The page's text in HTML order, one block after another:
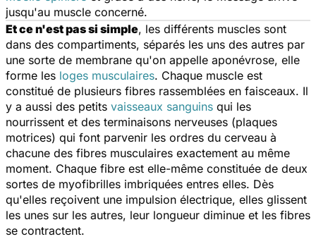
jusqu'au muscle concerné.
Et ce n'est pas si simple, les différents muscles sont
dans des compartiments, séparés les uns des autres par
une sorte de membrane qu'on appelle aponévrose, elle
forme les loges musculaires. Chaque muscle est
constitué de plusieurs fibres rassemblées en faisceaux. Il
y a aussi des petits vaisseaux sanguins qui les
nourrissent et des terminaisons nerveuses (plaques
motrices) qui font parvenir les ordres du cerveau à
chacune des fibres musculaires exactement au même
moment. Chaque fibre est elle-même constituée de deux
sortes de myofibrilles imbriquées entres elles. Dès
qu'elles reçoivent une impulsion électrique, elles glissent
les unes sur les autres, leur longueur diminue et les fibres
se contractent.